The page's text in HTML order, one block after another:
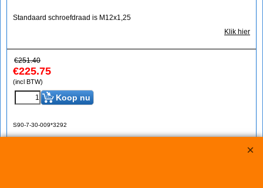
Standaard schroefdraad is M12x1,25
Klik hier
€251.40
€225.75
(incl BTW)
Koop nu
S90-7-30-009*3292